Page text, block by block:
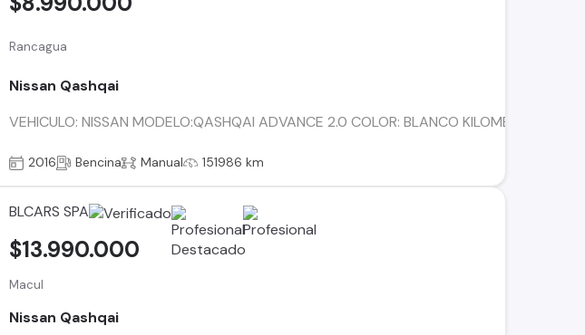
Rancagua
Nissan Qashqai
VEHICULO: NISSAN MODELO:QASHQAI ADVANCE 2.0 COLOR: BLANCO KILOMETRAJE:
2016 Bencina Manual 151986 km
BLCARS SPA
Macul
Nissan Qashqai
$13.990.000